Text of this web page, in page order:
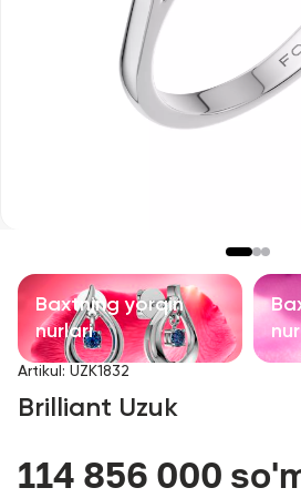
Bilaguzuklar
Aksessuarlar
Barcha
Biz haqimizda
Do'kon topish
Baxtning yorqin
nurlari
Artikul : UZK1832
Brilliant Uzuk
114 856 000